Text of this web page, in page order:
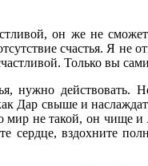
он же не
счастья. Я не
Только вы
нужно
Дар свыше и
не такой, он чище
сердце, вздохните